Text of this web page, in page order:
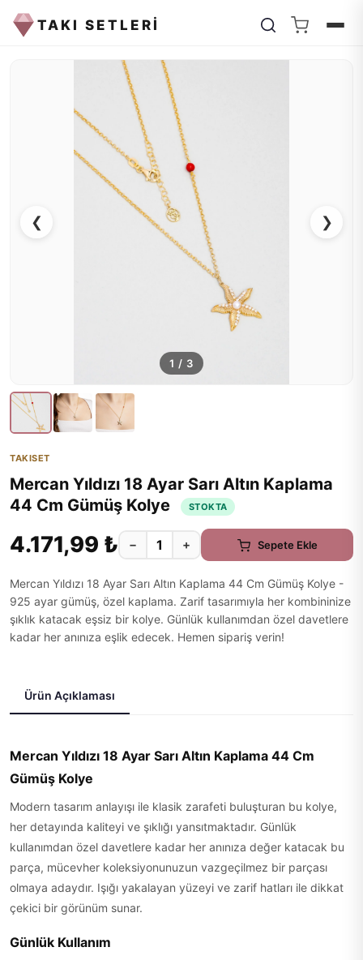
TAKI SETLERİ
❮ ❯
1 / 3
TAKISET
Mercan Yıldızı 18 Ayar Sarı Altın Kaplama
44 Cm Gümüş Kolye
STOKTA
4.171,99 ₺ − + Sepete Ekle
Mercan Yıldızı 18 Ayar Sarı Altın Kaplama 44 Cm Gümüş Kolye -
925 ayar gümüş, özel kaplama. Zarif tasarımıyla her kombininize
şıklık katacak eşsiz bir kolye. Günlük kullanımdan özel davetlere
kadar her anınıza eşlik edecek. Hemen sipariş verin!
Ürün Açıklaması
Mercan Yıldızı 18 Ayar Sarı Altın Kaplama 44 Cm
Gümüş Kolye
Modern tasarım anlayışı ile klasik zarafeti buluşturan bu kolye,
her detayında kaliteyi ve şıklığı yansıtmaktadır. Günlük
kullanımdan özel davetlere kadar her anınıza değer katacak bu
parça, mücevher koleksiyonunuzun vazgeçilmez bir parçası
olmaya adaydır. Işığı yakalayan yüzeyi ve zarif hatları ile dikkat
çekici bir görünüm sunar.
Günlük Kullanım